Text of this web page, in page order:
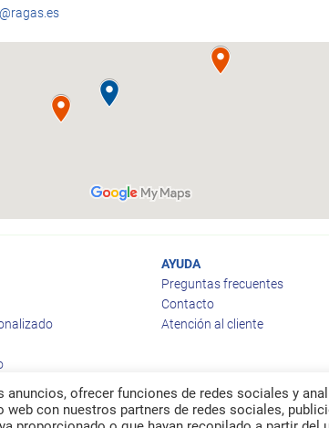
AYUDA
Preguntas frecuentes
Contacto
Atención al cliente
ofrecer funciones de redes sociales y
con nuestros partners de redes sociales,